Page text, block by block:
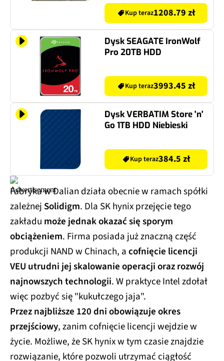
Kup teraz1208.79 zł
Dysk SEAGATE IronWolf
Pro 20TB HDD
Kup teraz3993.45 zł
Dysk VERBATIM Store 'n'
Go 1TB HDD Niebieski
Kup teraz384.5 zł
Fabryka w Dalian działa obecnie w ramach spółki
zależnej Solidigm. Dla SK hynix przejęcie tego
zakładu może jednak okazać się sporym
obciążeniem. Firma posiada już znaczną część
produkcji NAND w Chinach, acofnięcie licencji
VEU utrudni jej skalowanie operacji oraz rozwój
najnowszych technologii. W praktyce Intel zdołał
więc pozbyć się "kukułczego jaja".
Przez najbliższe 120 dni obowiązuje okres
przejściowy, zanim cofnięcie licencji wejdzie w
życie. Możliwe, że SK hynix w tym czasie znajdzie
rozwiązanie, które pozwoli utrzymać ciągłość